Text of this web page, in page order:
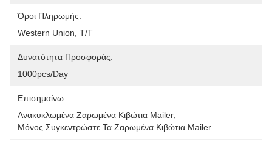
Όροι Πληρωμής:
Western Union, T/T
Δυνατότητα Προσφοράς:
1000pcs/day
Επισημαίνω:
Ανακυκλωμένα Ζαρωμένα Κιβώτια Mailer
Μόνος Συγκεντρώστε Τα Ζαρωμένα Κιβώτια Mailer